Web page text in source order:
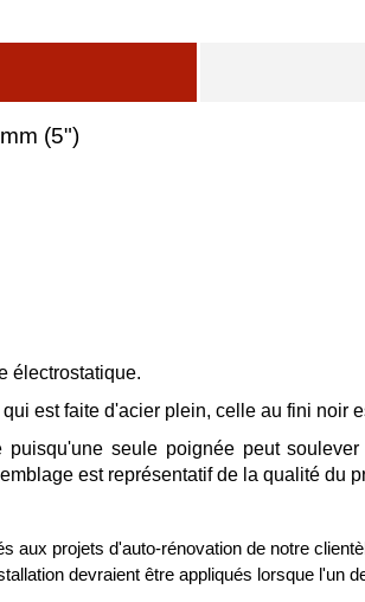
(5")
électrostatique.
est faite d'acier plein, celle au fini noir
seule poignée peut
est représentatif de la qualité du
aux projets d'auto-rénovation de notre
devraient être appliqués lorsque l'un